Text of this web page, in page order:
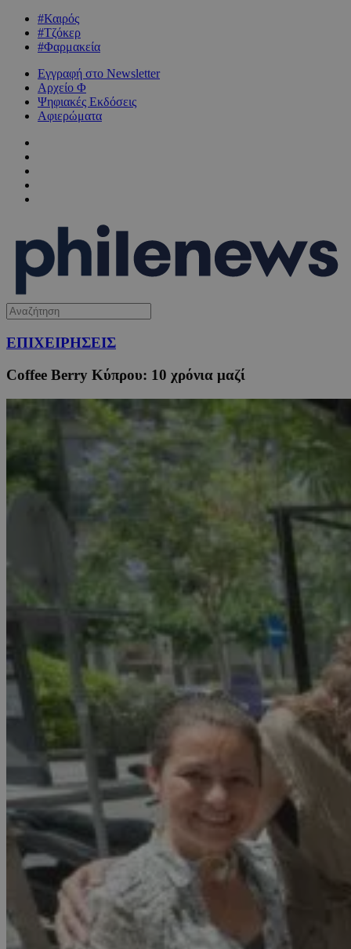
#Καιρός
#Τζόκερ
#Φαρμακεία
Εγγραφή στο Newsletter
Αρχείο Φ
Ψηφιακές Εκδόσεις
Αφιερώματα
ΕΠΙΧΕΙΡΗΣΕΙΣ
Coffee Berry Κύπρου: 10 χρόνια μαζί